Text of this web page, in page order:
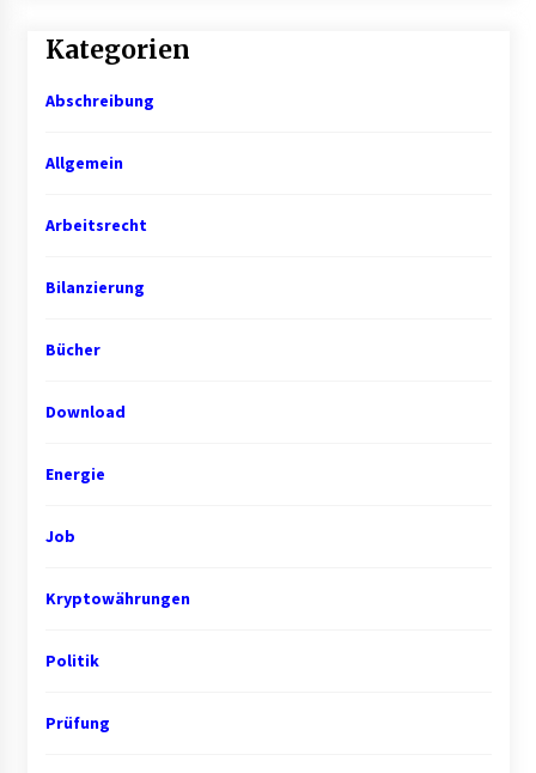
Kategorien
Abschreibung
Allgemein
Arbeitsrecht
Bilanzierung
Bücher
Download
Energie
Job
Kryptowährungen
Politik
Prüfung